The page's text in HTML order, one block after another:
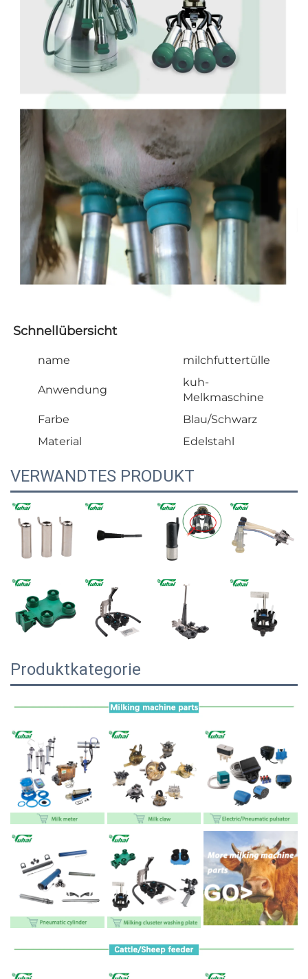
Schnellübersicht
name milchfuttertülle
Anwendung
kuh-
Melkmaschine
Farbe
Blau/Schwarz
Material
Edelstahl
VERWANDTES PRODUKT
Produktkategorie